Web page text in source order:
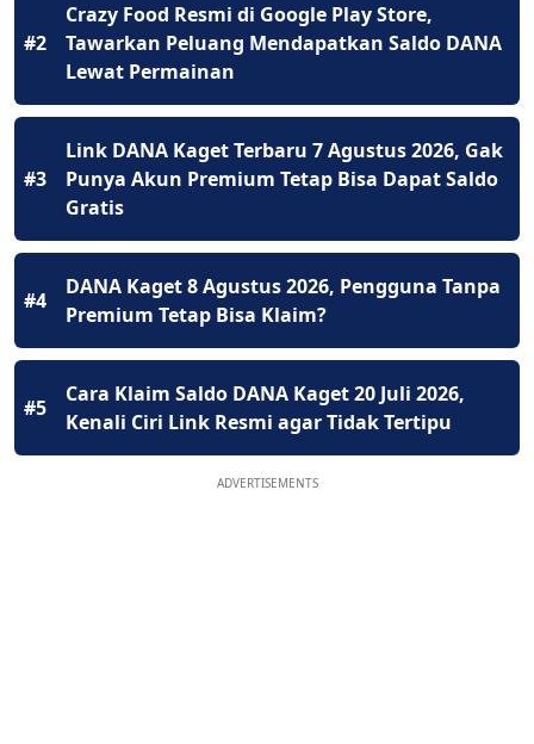
#2
Crazy Food Resmi di Google Play Store,
Tawarkan Peluang Mendapatkan Saldo DANA
Lewat Permainan
#3
Link DANA Kaget Terbaru 7 Agustus 2026, Gak
Punya Akun Premium Tetap Bisa Dapat Saldo
Gratis
#4
DANA Kaget 8 Agustus 2026, Pengguna Tanpa
Premium Tetap Bisa Klaim?
#5
Cara Klaim Saldo DANA Kaget 20 Juli 2026,
Kenali Ciri Link Resmi agar Tidak Tertipu
ADVERTISEMENTS